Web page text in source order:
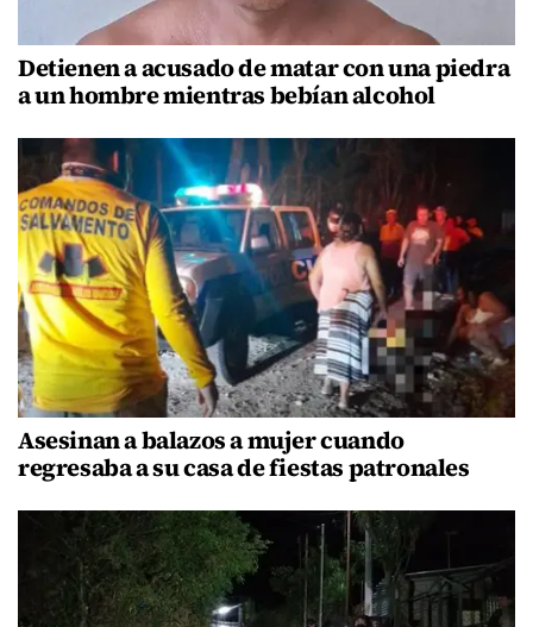
Detienen a acusado de matar con una piedra
a un hombre mientras bebían alcohol
Asesinan a balazos a mujer cuando
regresaba a su casa de fiestas patronales